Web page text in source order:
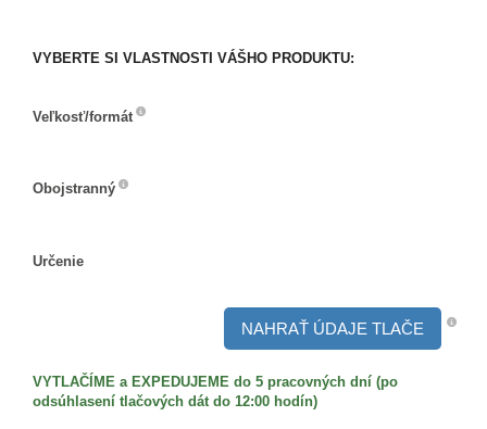
VYBERTE SI VLASTNOSTI VÁŠHO PRODUKTU:
Veľkosť/formát
Obojstranný
Určenie
NAHRAŤ ÚDAJE TLAČE
VYTLAČÍME a EXPEDUJEME do 5 pracovných dní (po
odsúhlasení tlačových dát do 12:00 hodín)